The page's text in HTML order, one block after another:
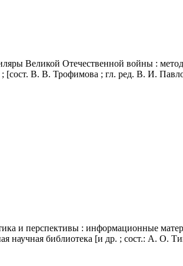
Великой Отечественной войны :
[сост. В. В. Трофимова ; гл. ред. В. И.
и перспективы : информационные
научная библиотека [и др. ; сост.: А.